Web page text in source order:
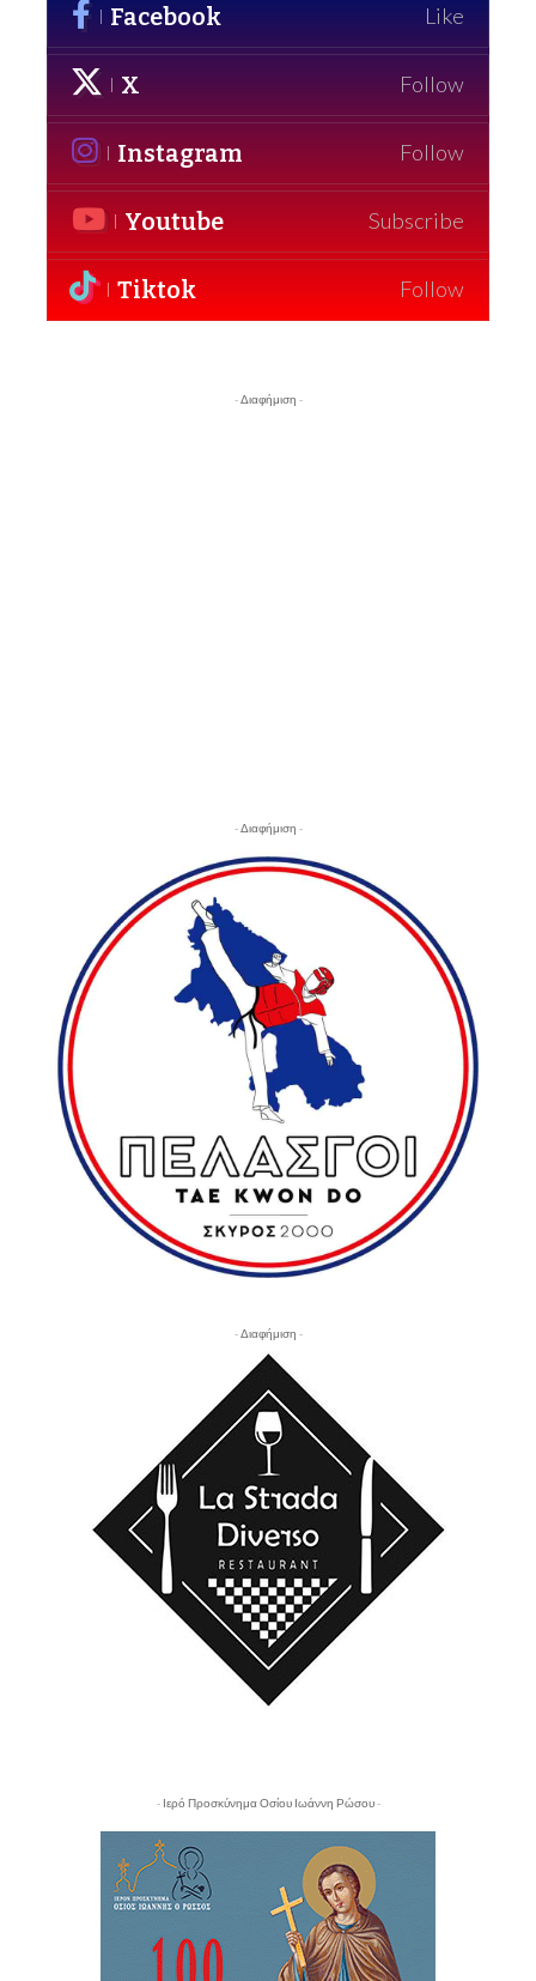
Facebook Like
X Follow
Instagram Follow
Youtube Subscribe
Tiktok Follow
- Διαφήμιση -
- Διαφήμιση -
- Διαφήμιση -
- Ιερό Προσκύνημα Οσίου Ιωάννη Ρώσου -